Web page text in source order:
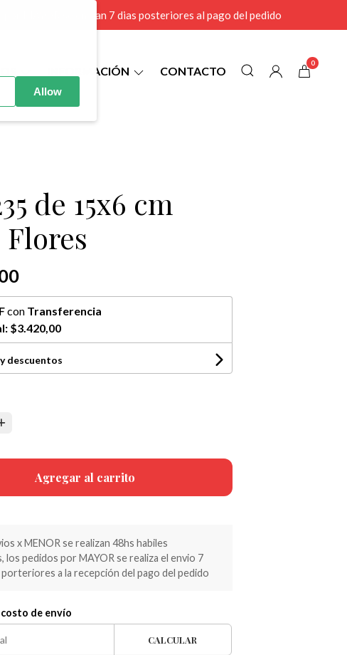
MAYOR se envian 7 dias posteriores al pago del pedido
INFORMACIÓN CONTACTO
0
de 15x6 cm
Flores
con Transferencia
$3.420,00
descuentos
Agregar al carrito
x MENOR se realizan 48hs habiles
pedidos por MAYOR se realiza el envio 7
porteriores a la recepción del pago del pedido
de envío
CALCULAR
Allow